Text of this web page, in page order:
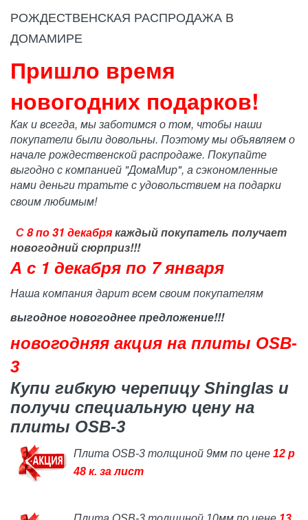
РОЖДЕСТВЕНСКАЯ РАСПРОДАЖА В
ДОМАМИРЕ
Пришло время
новогодних подарков!
Как и всегда, мы заботимся о том, чтобы наши
покупатели были довольны. Поэтому мы объявляем о
начале рождественской распродаже. Покупайте
выгодно с компанией "ДомаМир", а сэкономленные
нами деньги тратьте с удовольствием на подарки
своим любимым!
С8 по 31 декабрякаждый покупатель получает
новогодний сюрприз!!!
А с 1 декабря по 7 января
Наша компания дарит всем своим покупателям
выгодное новогоднее предложение!!!
новогодняя акция на плиты OSB-
3
Купи гибкую черепицу Shinglas и
получи специальную цену на
плиты OSB-3
Плита OSB-3 толщиной 9мм по цене 12 р
48 к. за лист